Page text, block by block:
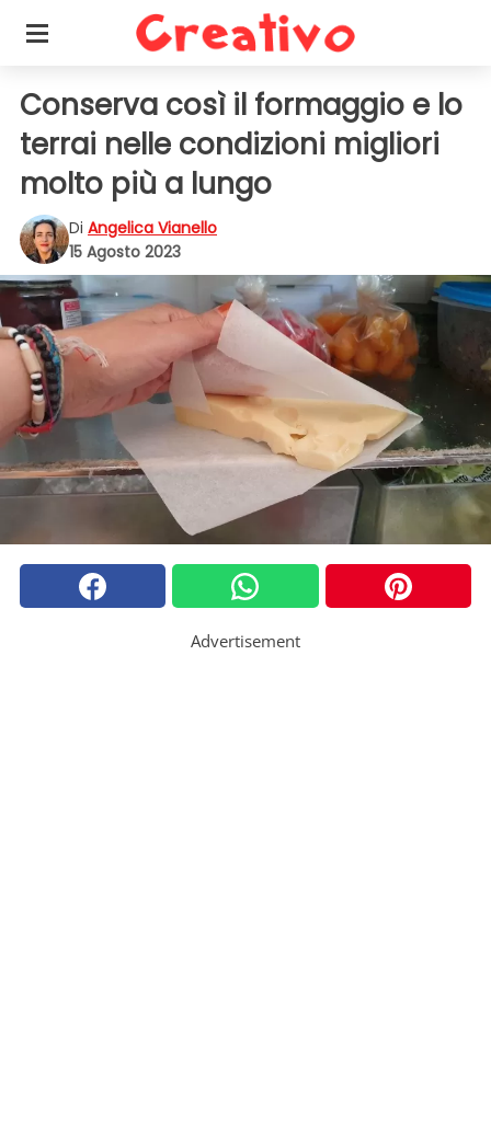
Conserva così il formaggio e lo
terrai nelle condizioni migliori
molto più a lungo
Di Angelica Vianello
15 Agosto 2023
Advertisement